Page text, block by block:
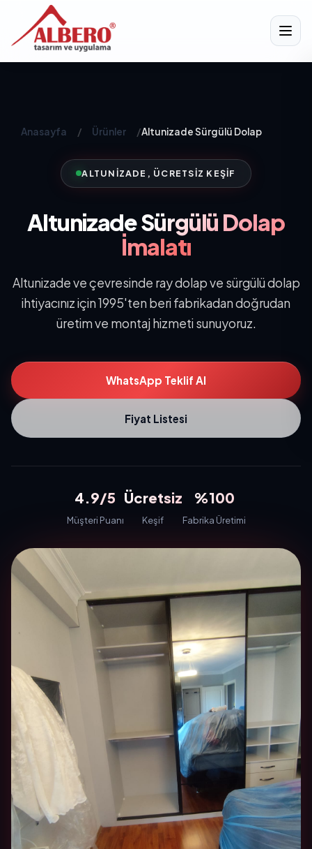
Anasayfa / Ürünler /Altunizade Sürgülü Dolap
ALTUNIZADE, ÜCRETSIZ KEŞIF
AltunizadeSürgülü Dolap
İmalatı
Altunizade ve çevresinde ray dolap ve sürgülü dolap
ihtiyacınız için 1995'ten beri fabrikadan doğrudan
üretim ve montaj hizmeti sunuyoruz.
WhatsApp Teklif Al
Fiyat Listesi
4.9/5
Müşteri Puanı
Ücretsiz
Keşif
%100
Fabrika Üretimi